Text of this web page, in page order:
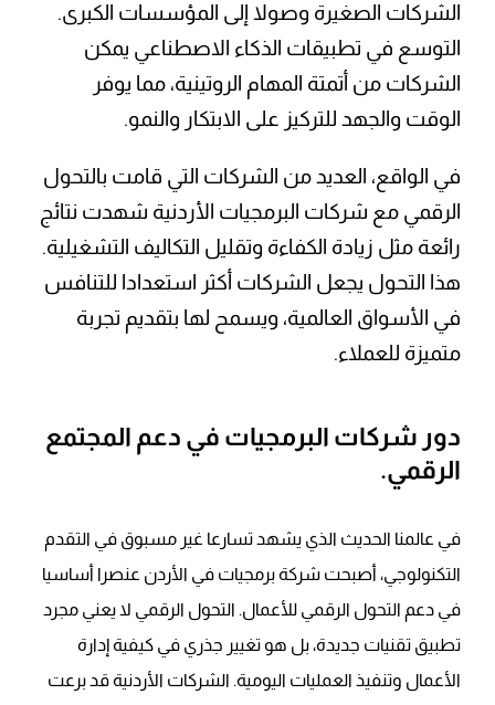
الشركات الصغيرة وصولا إلى المؤسسات الكبرى.
التوسع في تطبيقات الذكاء الاصطناعي يمكن
الشركات من أتمتة المهام الروتينية، مما يوفر
الوقت والجهد للتركيز على الابتكار والنمو.
في الواقع، العديد من الشركات التي قامت بالتحول
الرقمي مع شركات البرمجيات الأردنية شهدت نتائج
رائعة مثل زيادة الكفاءة وتقليل التكاليف التشغيلية.
هذا التحول يجعل الشركات أكثر استعدادا للتنافس
في الأسواق العالمية، ويسمح لها بتقديم تجربة
متميزة للعملاء.
دور شركات البرمجيات في دعم المجتمع
الرقمي.
في عالمنا الحديث الذي يشهد تسارعا غير مسبوق في التقدم
التكنولوجي، أصبحت شركة برمجيات في الأردن عنصرا أساسيا
في دعم التحول الرقمي للأعمال. التحول الرقمي لا يعني مجرد
تطبيق تقنيات جديدة، بل هو تغيير جذري في كيفية إدارة
الأعمال وتنفيذ العمليات اليومية. الشركات الأردنية قد برعت